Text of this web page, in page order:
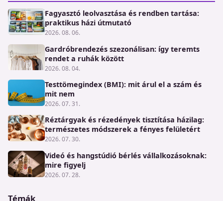
Fagyasztó leolvasztása és rendben tartása:
praktikus házi útmutató
2026. 08. 06.
Gardróbrendezés szezonálisan: így teremts
rendet a ruhák között
2026. 08. 04.
Testtömegindex (BMI): mit árul el a szám és
mit nem
2026. 07. 31.
Réztárgyak és rézedények tisztítása házilag:
természetes módszerek a fényes felületért
2026. 07. 30.
Videó és hangstúdió bérlés vállalkozásoknak:
mire figyelj
2026. 07. 28.
Témák